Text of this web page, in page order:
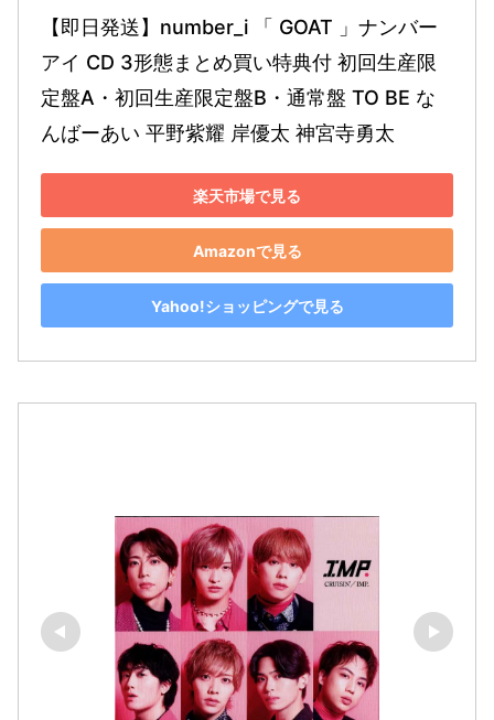
【即日発送】number_i 「 GOAT 」ナンバー
アイ CD 3形態まとめ買い特典付 初回生産限
定盤A・初回生産限定盤B・通常盤 TO BE な
んばーあい 平野紫耀 岸優太 神宮寺勇太
楽天市場で見る
Amazonで見る
Yahoo!ショッピングで見る